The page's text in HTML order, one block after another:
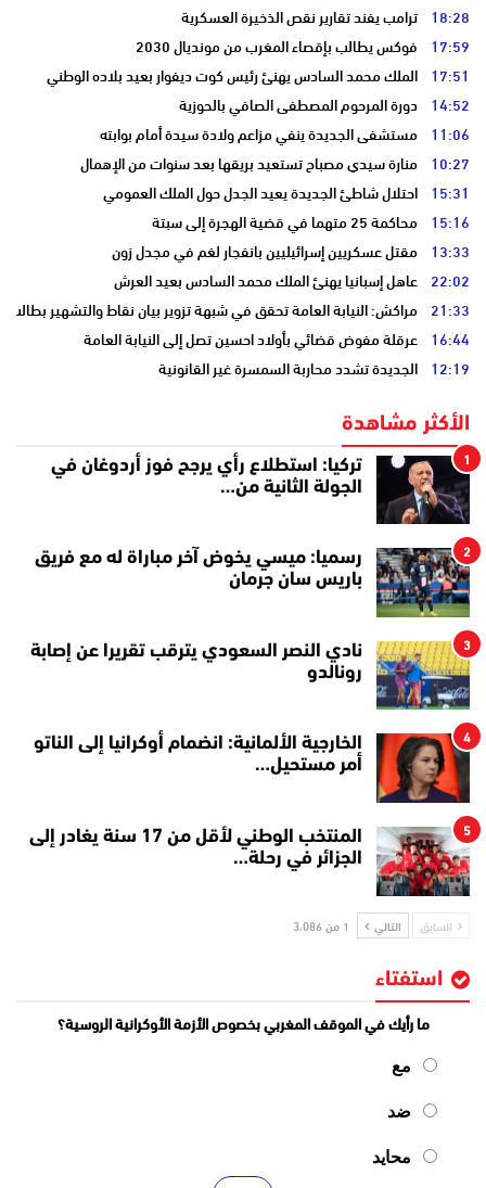
18:28 ترامب يفند تقارير نقص الذخيرة العسكرية
17:59 فوكس يطالب بإقصاء المغرب من مونديال 2030
17:51 الملك محمد السادس يهنئ رئيس كوت ديفوار بعيد بلاده الوطني
14:52 دورة المرحوم المصطفى الصافي بالحوزية
11:06 مستشفى الجديدة ينفي مزاعم ولادة سيدة أمام بوابته
10:27 منارة سيدي مصباح تستعيد بريقها بعد سنوات من الإهمال
15:31 احتلال شاطئ الجديدة يعيد الجدل حول الملك العمومي
15:16 محاكمة 25 متهما في قضية الهجرة إلى سبتة
13:33 مقتل عسكريين إسرائيليين بانفجار لغم في مجدل زون
22:02 عاهل إسبانيا يهنئ الملك محمد السادس بعيد العرش
21:33 مراكش: النيابة العامة تحقق في شبهة تزوير بيان نقاط والتشهير بطالب
16:44 عرقلة مفوض قضائي بأولاد احسين تصل إلى النيابة العامة
12:19 الجديدة تشدد محاربة السمسرة غير القانونية
الأكثر مشاهدة
1
تركيا: استطلاع رأي يرجح فوز أردوغان في
الجولة الثانية من…
2
رسميا: ميسي يخوض آخر مباراة له مع فريق
باريس سان جرمان
3
نادي النصر السعودي يترقب تقريرا عن إصابة
رونالدو
4
الخارجية الألمانية: انضمام أوكرانيا إلى الناتو
أمر مستحيل…
5
المنتخب الوطني لأقل من 17 سنة يغادر إلى
الجزائر في رحلة…
السابق التالي 1 من 3٬086
استفتاء
ما رأيك في الموقف المغربي بخصوص الأزمة الأوكرانية الروسية؟
مع
ضد
محايد